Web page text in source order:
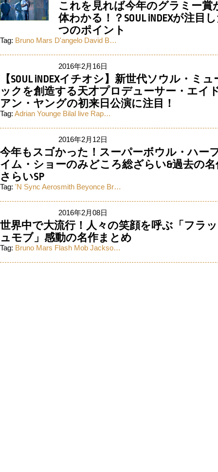
これを見れば今年のグラミー賞
体わかる！？SOUL iNDEXが注目
つのポイント
Tag: Bruno Mars D'angelo David B…
2016年2月16日
【SOUL iNDEXイチオシ】新世代ソウル・ミュ
ックを創造する天才プロデューサー・エイ
アン・ヤングの初来日公演に注目！
Tag: Adrian Younge Bilal live Rap…
2016年2月12日
今年もスゴかった！スーパーボウル・ハー
イム・ショーのみどころ総ざらい&過去の名
さらいSP
Tag: 'N Sync Aerosmith Beyonce Br…
2016年2月08日
世界中で大流行！人々の笑顔を呼ぶ「フラ
ュモブ」感動の名作まとめ
Tag: Bruno Mars Flash Mob Jackso…